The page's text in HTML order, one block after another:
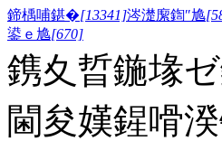
鍗楀哺鍖�[13341]涔濋緳鍧″尯
鍙ｅ尯[670]
鎸夊晢鍦堟
閫夋嫨鍟嗗